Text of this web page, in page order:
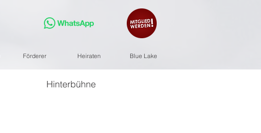
Förderer Heiraten Blue Lake
Hinterbühne